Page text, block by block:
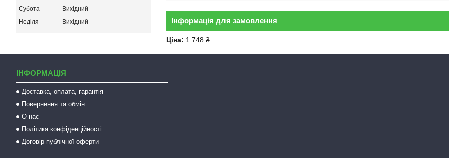
Інформація для замовлення
Ціна: 1 748 ₴
Субота
Вихідний
Неділя
Вихідний
ІНФОРМАЦІЯ
Доставка, оплата, гарантія
Повернення та обмін
О нас
Політика конфіденційності
Договір публічної оферти